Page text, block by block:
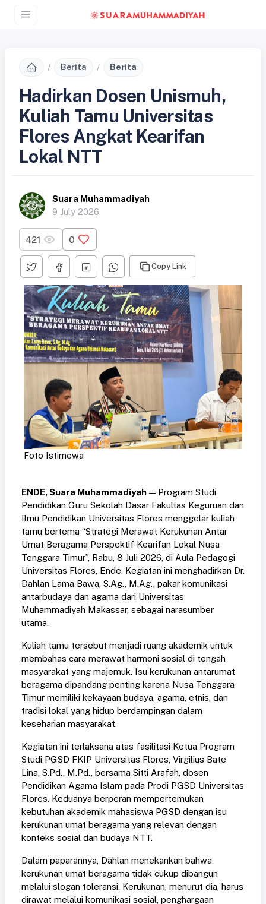
Berita Berita
Hadirkan Dosen Unismuh,
Kuliah Tamu Universitas
Flores Angkat Kearifan
Lokal NTT
Suara Muhammadiyah
9 July 2026
421 0
Copy Link
Foto Istimewa
ENDE, Suara Muhammadiyah — Program Studi
Pendidikan Guru Sekolah Dasar Fakultas Keguruan dan
Ilmu Pendidikan Universitas Flores menggelar kuliah
tamu bertema “Strategi Merawat Kerukunan Antar
Umat Beragama Perspektif Kearifan Lokal Nusa
Tenggara Timur”, Rabu, 8 Juli 2026, di Aula Pedagogi
Universitas Flores, Ende. Kegiatan ini menghadirkan Dr.
Dahlan Lama Bawa, S.Ag., M.Ag., pakar komunikasi
antarbudaya dan agama dari Universitas
Muhammadiyah Makassar, sebagai narasumber
utama.
Kuliah tamu tersebut menjadi ruang akademik untuk
membahas cara merawat harmoni sosial di tengah
masyarakat yang majemuk. Isu kerukunan antarumat
beragama dipandang penting karena Nusa Tenggara
Timur memiliki kekayaan budaya, agama, etnis, dan
tradisi lokal yang hidup berdampingan dalam
keseharian masyarakat.
Kegiatan ini terlaksana atas fasilitasi Ketua Program
Studi PGSD FKIP Universitas Flores, Virgilius Bate
Lina, S.Pd., M.Pd., bersama Sitti Arafah, dosen
Pendidikan Agama Islam pada Prodi PGSD Universitas
Flores. Keduanya berperan mempertemukan
kebutuhan akademik mahasiswa PGSD dengan isu
kerukunan umat beragama yang relevan dengan
konteks sosial dan budaya NTT.
Dalam paparannya, Dahlan menekankan bahwa
kerukunan umat beragama tidak cukup dibangun
melalui slogan toleransi. Kerukunan, menurut dia, harus
dirawat melalui komunikasi sosial, penghargaan